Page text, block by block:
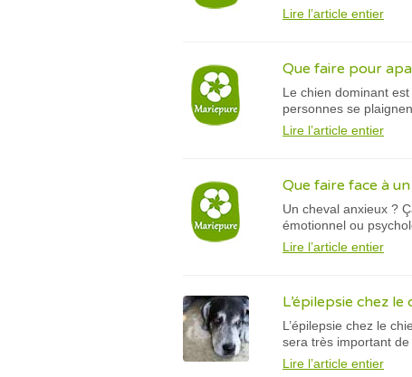
Lire l’article entier
Que faire pour
Le chien dominant
personnes se
Lire l’article entier
Que faire face à
Un cheval anxieux ?
émotionnel ou
Lire l’article entier
L’épilepsie chez le
L’épilepsie chez le
sera très important
Lire l’article entier